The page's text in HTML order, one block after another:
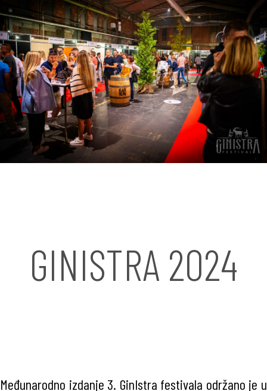
GINISTRA 2024
Međunarodno izdanje 3. GinIstra festivala održano je u